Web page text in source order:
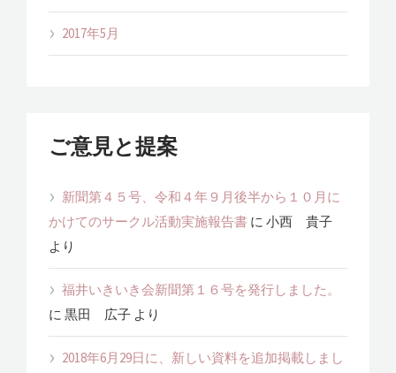
2017年5月
ご意見と提案
新聞第４５号、令和４年９月後半から１０月に
かけてのサークル活動実施報告書 に 小西 貴子
より
福井いきいき会新聞第１６号を発行しました。
に 黒田 広子 より
2018年6月29日に、新しい資料を追加掲載しまし